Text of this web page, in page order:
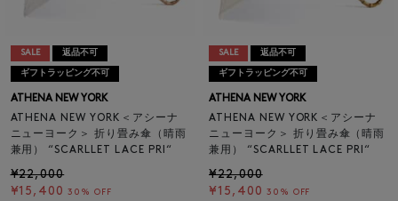
SALE 返品不可
ギフトラッピング不可
ATHENA NEW YORK
ATHENA NEW YORK＜アシーナ
ニューヨーク＞ 折り畳み傘（晴雨
兼用） “SCARLLET LACE PRI“
¥22,000
¥15,400 30% OFF
SALE 返品不可
ギフトラッピング不可
ATHENA NEW YORK
ATHENA NEW YORK＜アシーナ
ニューヨーク＞ 折り畳み傘（晴雨
兼用） “SCARLLET LACE PRI“
¥22,000
¥15,400 30% OFF